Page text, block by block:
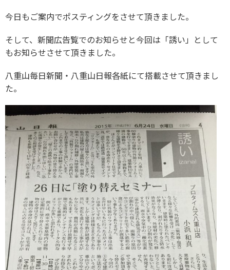
今日もご案内でポスティングをさせて頂きました。
そして、新聞広告覧でのお知らせと今回は「誘い」として
もお知らせさせて頂きました。
八重山毎日新聞・八重山日報各紙にて搭載させて頂きまし
た。